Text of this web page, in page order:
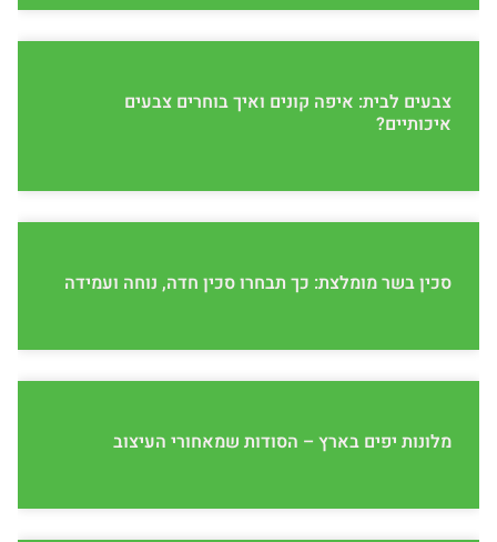
צבעים לבית: איפה קונים ואיך בוחרים צבעים
איכותיים?
סכין בשר מומלצת: כך תבחרו סכין חדה, נוחה ועמידה
מלונות יפים בארץ – הסודות שמאחורי העיצוב